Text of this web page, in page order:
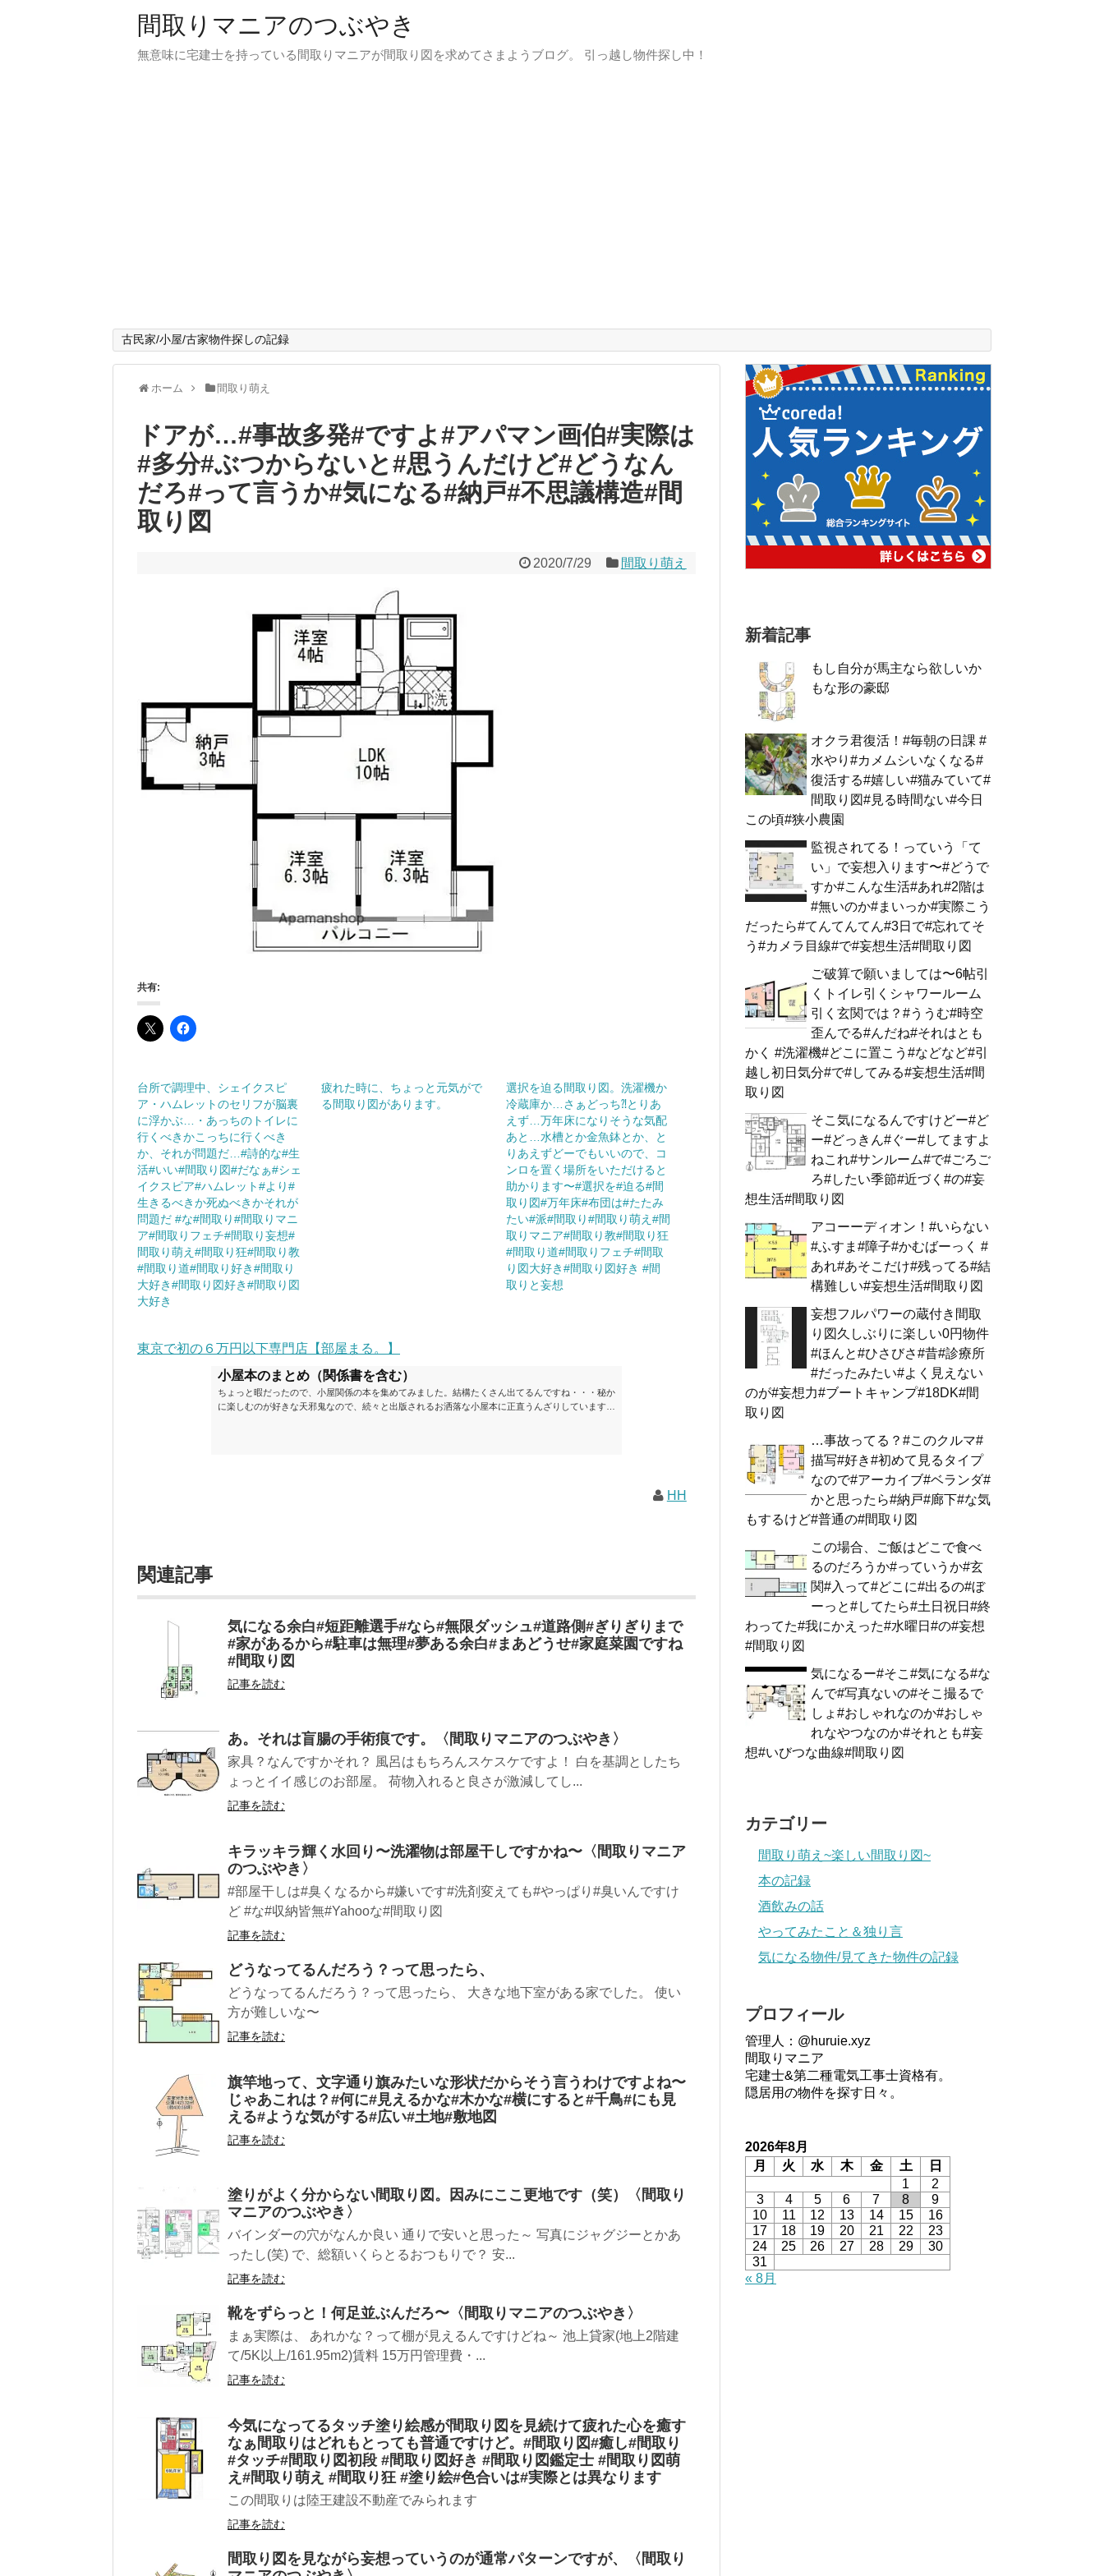
間取りマニアのつぶやき
無意味に宅建士を持っている間取りマニアが間取り図を求めてさまようブログ。 引っ越し物件探し中！
古民家/小屋/古家物件探しの記録
ホーム 間取り萌え
ドアが…#事故多発#ですよ#アパマン画伯#実際は
#多分#ぶつからないと#思うんだけど#どうなん
だろ#って言うか#気になる#納戸#不思議構造#間
取り図
2020/7/29 間取り萌え
共有:
台所で調理中、シェイクスピ
ア・ハムレットのセリフが脳裏
に浮かぶ…・あっちのトイレに
行くべきかこっちに行くべき
か、それが問題だ…#詩的な#生
活#いい#間取り図#だなぁ#シェ
イクスピア#ハムレット#より#
生きるべきか死ぬべきかそれが
問題だ #な#間取り#間取りマニ
ア#間取りフェチ#間取り妄想#
間取り萌え#間取り狂#間取り教
#間取り道#間取り好き#間取り
大好き#間取り図好き#間取り図
大好き
疲れた時に、ちょっと元気がで
る間取り図があります。
選択を迫る間取り図。洗濯機か
冷蔵庫か…さぁどっち⁈とりあ
えず…万年床になりそうな気配
あと…水槽とか金魚鉢とか、と
りあえずどーでもいいので、コ
ンロを置く場所をいただけると
助かります〜#選択を#迫る#間
取り図#万年床#布団は#たたみ
たい#派#間取り#間取り萌え#間
取りマニア#間取り教#間取り狂
#間取り道#間取りフェチ#間取
り図大好き#間取り図好き #間
取りと妄想
東京で初の６万円以下専門店【部屋まる。】
小屋本のまとめ（関係書を含む）
ちょっと暇だったので、小屋関係の本を集めてみました。結構たくさん出てるんですね・・・秘か
に楽しむのが好きな天邪鬼なので、続々と出版されるお洒落な小屋本に正直うんざりしています
HH
関連記事
気になる余白#短距離選手#なら#無限ダッシュ#道路側#ぎりぎりまで
#家があるから#駐車は無理#夢ある余白#まあどうせ#家庭菜園ですね
#間取り図
記事を読む
あ。それは盲腸の手術痕です。〈間取りマニアのつぶやき〉
家具？なんですかそれ？ 風呂はもちろんスケスケですよ！ 白を基調としたち
ょっとイイ感じのお部屋。 荷物入れると良さが激減してし...
記事を読む
キラッキラ輝く水回り〜洗濯物は部屋干しですかね〜〈間取りマニア
のつぶやき〉
#部屋干しは#臭くなるから#嫌いです#洗剤変えても#やっぱり#臭いんですけ
ど #な#収納皆無#Yahooな#間取り図
記事を読む
どうなってるんだろう？って思ったら、
どうなってるんだろう？って思ったら、 大きな地下室がある家でした。 使い
方が難しいな〜
記事を読む
旗竿地って、文字通り旗みたいな形状だからそう言うわけですよね〜
じゃあこれは？#何に#見えるかな#木かな#横にすると#千鳥#にも見
える#ような気がする#広い#土地#敷地図
記事を読む
塗りがよく分からない間取り図。因みにここ更地です（笑）〈間取り
マニアのつぶやき〉
バインダーの穴がなんか良い 通りで安いと思った～ 写真にジャグジーとかあ
ったし(笑) で、総額いくらとるおつもりで？ 安...
記事を読む
靴をずらっと！何足並ぶんだろ〜〈間取りマニアのつぶやき〉
まぁ実際は、 あれかな？って棚が見えるんですけどね～ 池上貸家(地上2階建
て/5K以上/161.95m2)賃料 15万円管理費・...
記事を読む
今気になってるタッチ塗り絵感が間取り図を見続けて疲れた心を癒す
なぁ間取りはどれもとっても普通ですけど。#間取り図#癒し#間取り
#タッチ#間取り図初段 #間取り図好き #間取り図鑑定士 #間取り図萌
え#間取り萌え #間取り狂 #塗り絵#色合いは#実際とは異なります
この間取りは陸王建設不動産でみられます
記事を読む
間取り図を見ながら妄想っていうのが通常パターンですが、〈間取り
新着記事
もし自分が馬主なら欲しいか
もな形の豪邸
オクラ君復活！#毎朝の日課 #
水やり#カメムシいなくなる#
復活する#嬉しい#猫みていて#
間取り図#見る時間ない#今日
この頃#狭小農園
監視されてる！っていう「て
い」で妄想入ります〜#どうで
すか#こんな生活#あれ#2階は
#無いのか#まいっか#実際こう
だったら#てんてんてん#3日で#忘れてそ
う#カメラ目線#で#妄想生活#間取り図
ご破算で願いましては〜6帖引
くトイレ引くシャワールーム
引く玄関では？#ううむ#時空
歪んでる#んだね#それはとも
かく #洗濯機#どこに置こう#などなど#引
越し初日気分#で#してみる#妄想生活#間
取り図
そこ気になるんですけどー#ど
ー#どっきん#ぐー#してますよ
ねこれ#サンルーム#で#ごろご
ろ#したい季節#近づく#の#妄
想生活#間取り図
アコーーディオン！#いらない
#ふすま#障子#かむばーっく #
あれ#あそこだけ#残ってる#結
構難しい#妄想生活#間取り図
妄想フルパワーの蔵付き間取
り図久しぶりに楽しい0円物件
#ほんと#ひさびさ#昔#診療所
#だったみたい#よく見えない
のが#妄想力#ブートキャンプ#18DK#間
取り図
…事故ってる？#このクルマ#
描写#好き#初めて見るタイプ
なので#アーカイブ#ベランダ#
かと思ったら#納戸#廊下#な気
もするけど#普通の#間取り図
この場合、ご飯はどこで食べ
るのだろうか#っていうか#玄
関#入って#どこに#出るの#ぼ
ーっと#してたら#土日祝日#終
わってた#我にかえった#水曜日#の#妄想
#間取り図
気になるー#そこ#気になる#な
んで#写真ないの#そこ撮るで
しょ#おしゃれなのか#おしゃ
れなやつなのか#それとも#妄
想#いびつな曲線#間取り図
カテゴリー
間取り萌え~楽しい間取り図~
本の記録
酒飲みの話
やってみたこと＆独り言
気になる物件/見てきた物件の記録
プロフィール
管理人：@huruie.xyz
間取りマニア
宅建士&第二種電気工事士資格有。
隠居用の物件を探す日々。
2026年8月
月
火 水 木 金 土
日
1
2
3
4 5 6 7 8
9
10
11 12 13 14 15
16
17
18 19 20 21 22
23
24
25 26 27 28 29
30
31
« 8月